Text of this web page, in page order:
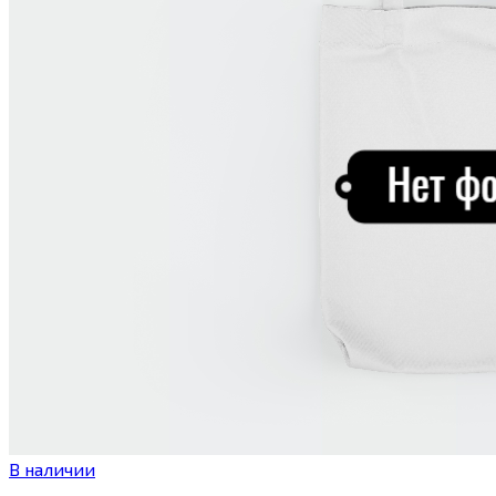
В наличии